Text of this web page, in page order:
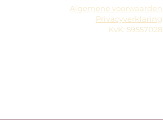
Algemene voorwaarden
Privacyverklaring
KvK: 59557028